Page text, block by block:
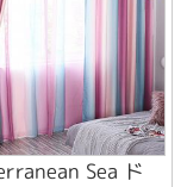
Sea ド